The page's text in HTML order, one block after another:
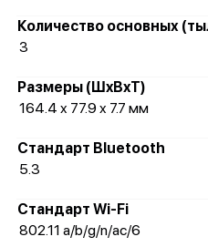
Количество основных
3
Размеры (ШxВxТ)
164.4 x 77.9 x 7.7 мм
Стандарт Bluetooth
5.3
Стандарт Wi-Fi
802.11 a/b/g/n/ac/6